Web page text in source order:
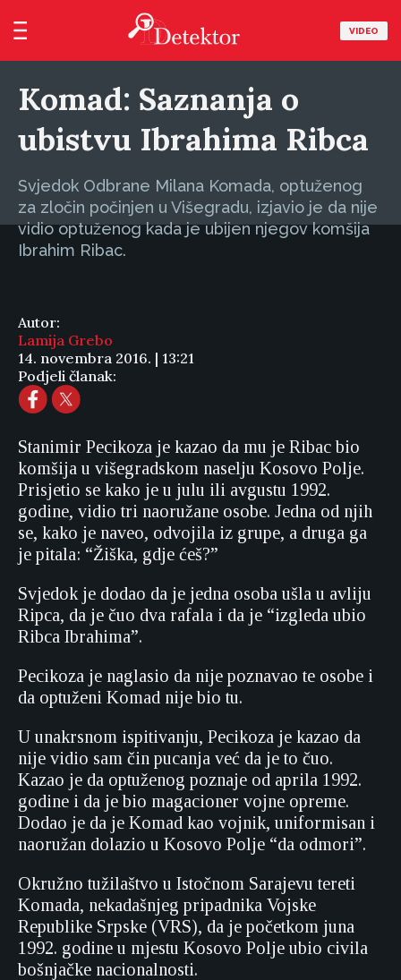
VIDEO
Komad: Saznanja o
ubistvu Ibrahima Ribca
Svjedok Odbrane Milana Komada, optuženog
za zločin počinjen u Višegradu, izjavio je da nije
vidio optuženog kada je ubijen njegov komšija
Ibrahim Ribac.
Autor:
Lamija Grebo
14. novembra 2016. | 13:21
Podjeli članak:
Stanimir Pecikoza je kazao da mu je Ribac bio
komšija u višegradskom naselju Kosovo Polje.
Prisjetio se kako je u julu ili avgustu 1992.
godine, vidio tri naoružane osobe. Jedna od njih
se, kako je naveo, odvojila iz grupe, a druga ga
je pitala: “Žiška, gdje ćeš?”
Svjedok je dodao da je jedna osoba ušla u avliju
Ripca, da je čuo dva rafala i da je “izgleda ubio
Ribca Ibrahima”.
Pecikoza je naglasio da nije poznavao te osobe i
da optuženi Komad nije bio tu.
U unakrsnom ispitivanju, Pecikoza je kazao da
nije vidio sam čin pucanja već da je to čuo.
Kazao je da optuženog poznaje od aprila 1992.
godine i da je bio magacioner vojne opreme.
Dodao je da je Komad kao vojnik, uniformisan i
naoružan dolazio u Kosovo Polje “da odmori”.
Okružno tužilaštvo u Istočnom Sarajevu tereti
Komada, nekadašnjeg pripadnika Vojske
Republike Srpske (VRS), da je početkom juna
1992. godine u mjestu Kosovo Polje ubio civila
bošnjačke nacionalnosti.